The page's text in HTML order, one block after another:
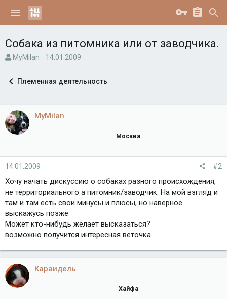
Собака из питомника или от заводчика.
А
о
т
е
м
ы
MyMilan
Д
а
а
ч
14.01.2009
Племенная деятельность
MyMilan
Москва
14.01.2009 #2
Хочу начать дискуссию о собаках разного происхождения,
не территориального а питомник/заводчик. На мой взгляд и
там и там есть свои минусы и плюсы, но наверное
выскажусь позже.
Может кто-нибудь желает высказаться?
возможно получится интересная веточка.
Караидель
Хайфа